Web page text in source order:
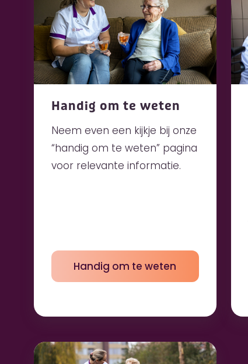
Handig om te weten
Neem even een kijkje bij onze
“handig om te weten” pagina
voor relevante informatie.
Handig om te weten